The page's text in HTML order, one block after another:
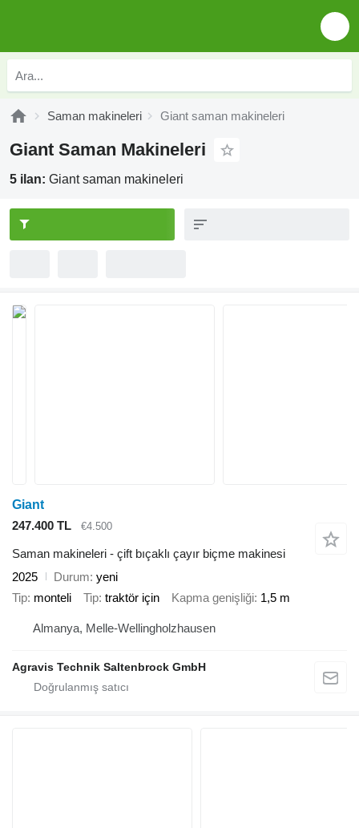
Saman makineleri Giant saman makineleri
Giant Saman Makineleri
5 ilan: Giant saman makineleri
Giant
247.400 TL
€4.500
Saman makineleri - çift bıçaklı çayır biçme makinesi
2025
Durum yeni
Tip monteli Tip traktör için Kapma genişliği 1,5 m
Almanya, Melle-Wellingholzhausen
Agravis Technik Saltenbrock GmbH